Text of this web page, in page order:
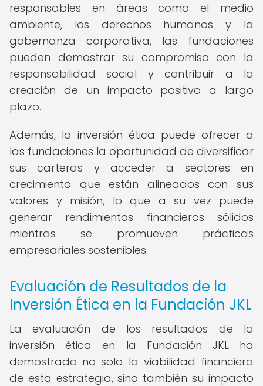
responsables en áreas como el medio
ambiente, los derechos humanos y la
gobernanza corporativa, las fundaciones
pueden demostrar su compromiso con la
responsabilidad social y contribuir a la
creación de un impacto positivo a largo
plazo.
Además, la inversión ética puede ofrecer a
las fundaciones la oportunidad de diversificar
sus carteras y acceder a sectores en
crecimiento que están alineados con sus
valores y misión, lo que a su vez puede
generar rendimientos financieros sólidos
mientras se promueven prácticas
empresariales sostenibles.
Evaluación de Resultados de la
Inversión Ética en la Fundación JKL
La evaluación de los resultados de la
inversión ética en la Fundación JKL ha
demostrado no solo la viabilidad financiera
de esta estrategia, sino también su impacto